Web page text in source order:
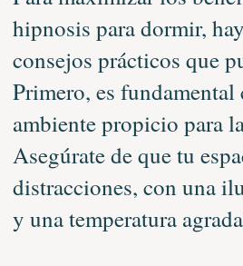
hipnosis para dormir,
consejos prácticos que
Primero, es fundamental
ambiente propicio para
Asegúrate de que tu
distracciones, con una
y una temperatura